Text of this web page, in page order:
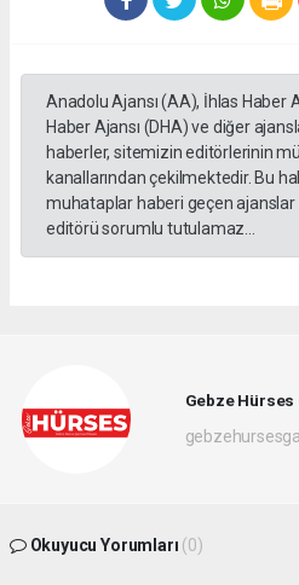
Anadolu Ajansı (AA), İhlas Haber
Haber Ajansı (DHA) ve diğer
haberler, sitemizin editörlerinin
kanallarından çekilmektedir. Bu
muhataplar haberi geçen
editörü sorumlu tutulamaz...
Gebze Hürses
Okuyucu Yorumları (0)